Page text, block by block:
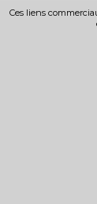
Ces liens